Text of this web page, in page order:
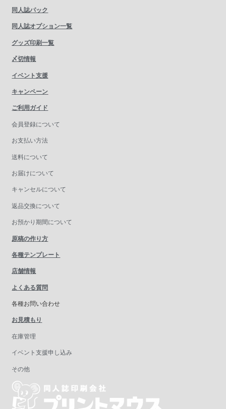
同人誌パック
同人誌オプション一覧
グッズ印刷一覧
〆切情報
イベント支援
キャンペーン
ご利用ガイド
会員登録について
お支払い方法
送料について
お届けについて
キャンセルについて
返品交換について
お預かり期間について
原稿の作り方
各種テンプレート
店舗情報
よくある質問
各種お問い合わせ
お見積もり
在庫管理
イベント支援申し込み
その他